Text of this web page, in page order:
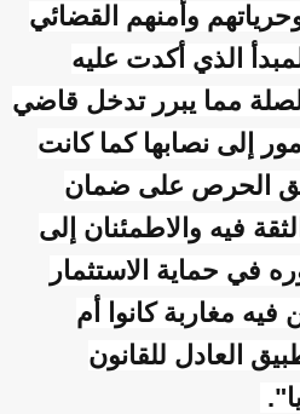
وأمنهم القضائي
الذي أكدت عليه
مما يبرر تدخل قاضي
إلى نصابها كما كانت
الحرص على ضمان
فيه والاطمئنان إلى
في حماية الاستثمار
مغاربة كانوا أم
العادل للقانون